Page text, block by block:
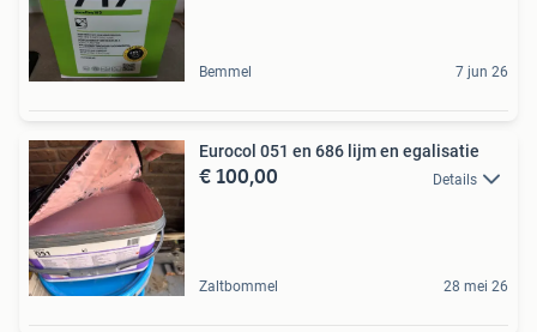
Bemmel 7 jun 26
Eurocol 051 en 686 lijm en egalisatie
€ 100,00 Details
Zaltbommel 28 mei 26